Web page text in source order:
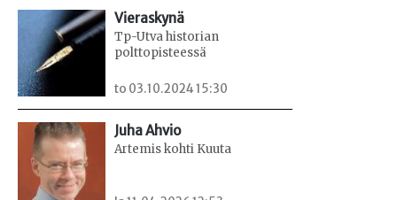
Vieraskynä
Tp-Utva historian
polttopisteessä
to 03.10.2024 15:30
Juha Ahvio
Artemis kohti Kuuta